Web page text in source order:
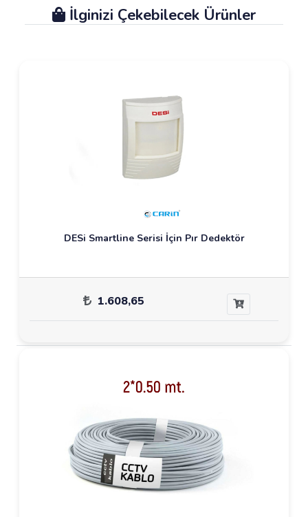
İlginizi Çekebilecek Ürünler
DESi Smartline Serisi İçin Pır Dedektör
1.608,65